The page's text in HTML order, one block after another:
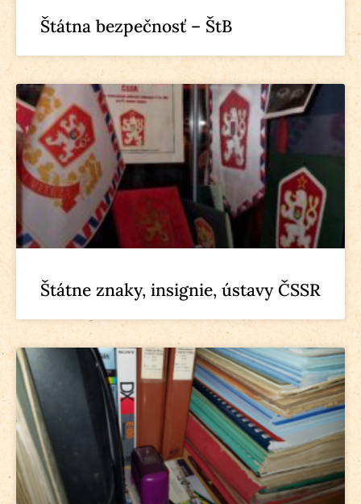
Štátna bezpečnosť – ŠtB
Štátne znaky, insignie, ústavy ČSSR